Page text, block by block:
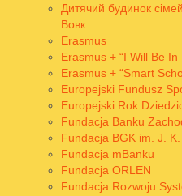
Дитячий будинок
Вовк
Erasmus
Erasmus + “I Will Be In
Erasmus + “Smart
Europejski Fundusz
Europejski Rok
Fundacja Banku
Fundacja BGK im. J.
Fundacja mBanku
Fundacja ORLEN
Fundacja Rozwoju